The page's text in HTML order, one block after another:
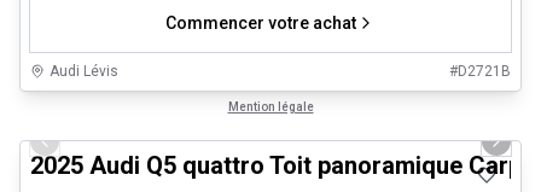
Commencer votre achat
Audi Lévis #D2721B
Mention légale
Véhicules d'occasion certifiés
Previous slide Next
2025 Audi Q5 quattro Toit panoramique